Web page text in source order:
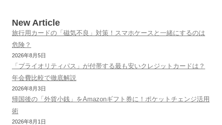
New Article
旅行用カードの「磁気不良」対策！スマホケースと一緒にするのは
危険？
2026年8月5日
「プライオリティパス」が付帯する最も安いクレジットカードは？
年会費比較で徹底解説
2026年8月3日
帰国後の「外貨小銭」をAmazonギフト券に！ポケットチェンジ活用
術
2026年8月1日